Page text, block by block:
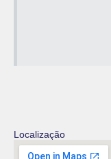
Localização